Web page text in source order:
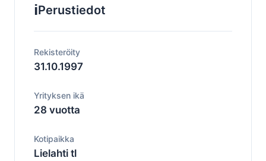
ℹ️Perustiedot
Rekisteröity
31.10.1997
Yrityksen ikä
28 vuotta
Kotipaikka
Lielahti tl